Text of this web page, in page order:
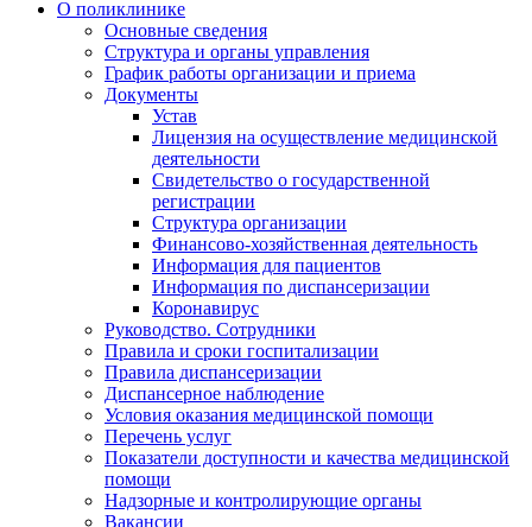
О поликлинике
Основные сведения
Структура и органы управления
График работы организации и приема
Документы
Устав
Лицензия на осуществление медицинской
деятельности
Свидетельство о государственной
регистрации
Структура организации
Финансово-хозяйственная деятельность
Информация для пациентов
Информация по диспансеризации
Коронавирус
Руководство. Сотрудники
Правила и сроки госпитализации
Правила диспансеризации
Диспансерное наблюдение
Условия оказания медицинской помощи
Перечень услуг
Показатели доступности и качества медицинской
помощи
Надзорные и контролирующие органы
Вакансии